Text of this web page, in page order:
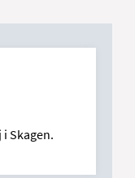
til at
i Skagen.